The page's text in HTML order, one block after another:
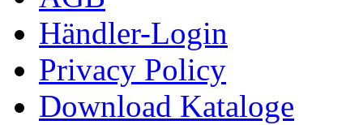
Händler-Login
Privacy Policy
Download Kataloge